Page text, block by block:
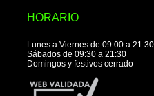
HORARIO
Lunes a Viernes de 09:00 a 21:30
Sábados de 09:30 a 21:30
Domingos y festivos cerrado